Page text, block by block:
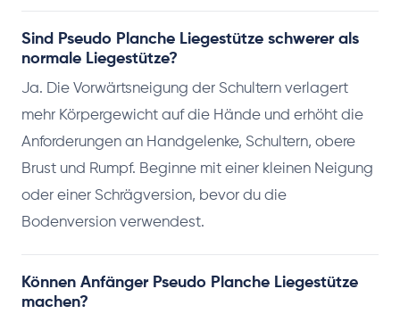
Sind Pseudo Planche Liegestütze schwerer als
normale Liegestütze?
Ja. Die Vorwärtsneigung der Schultern verlagert
mehr Körpergewicht auf die Hände und erhöht die
Anforderungen an Handgelenke, Schultern, obere
Brust und Rumpf. Beginne mit einer kleinen Neigung
oder einer Schrägversion, bevor du die
Bodenversion verwendest.
Können Anfänger Pseudo Planche Liegestütze
machen?